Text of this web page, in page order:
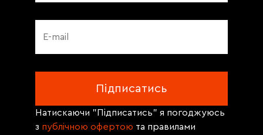
Натискаючи "Підписатись" я погоджуюсь
з публічною офертою та правилами